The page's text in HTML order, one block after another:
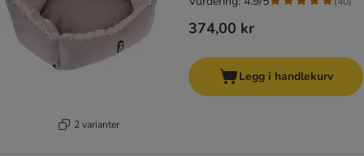
2 varianter
374,00 kr
Legg i handlekurv